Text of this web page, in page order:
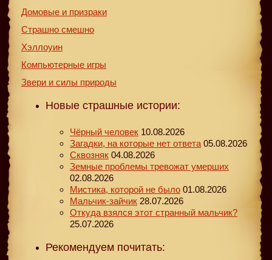
Домовые и призраки
Страшно смешно
Хэллоуин
Компьютерные игры
Звери и силы природы
Новые страшные истории:
Чёрный человек 10.08.2026
Загадки, на которые нет ответа 05.08.2026
Сквозняк 04.08.2026
Земные проблемы тревожат умерших
02.08.2026
Мистика, которой не было 01.08.2026
Мальчик-зайчик 28.07.2026
Откуда взялся этот странный мальчик?
25.07.2026
Рекомендуем почитать: